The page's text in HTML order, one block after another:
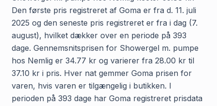
Den første pris registreret af Goma er fra d. 11. juli
2025 og den seneste pris registreret er fra i dag (7.
august), hvilket dækker over en periode på 393
dage. Gennemsnitsprisen for Showergel m. pumpe
hos Nemlig er 34.77 kr og varierer fra 28.00 kr til
37.10 kr i pris. Hver nat gemmer Goma prisen for
varen, hvis varen er tilgængelig i butikken. I
perioden på 393 dage har Goma registreret prisdata